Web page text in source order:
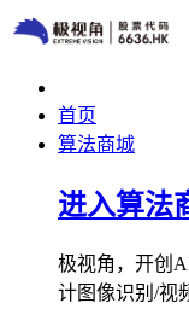
首页
算法商城
进入算法
极视角，开创
计图像识别/视